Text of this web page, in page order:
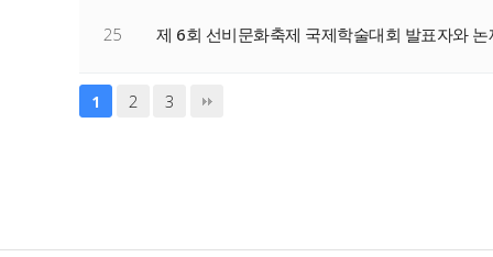
25 제 6회 선비문화축제 국제학술대회 발표자와
1 2 3